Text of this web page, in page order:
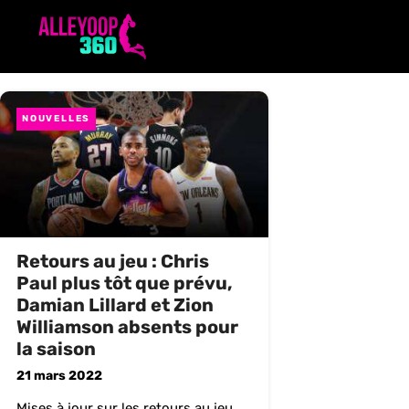
NOUVELLES
Retours au jeu : Chris
Paul plus tôt que prévu,
Damian Lillard et Zion
Williamson absents pour
la saison
21 mars 2022